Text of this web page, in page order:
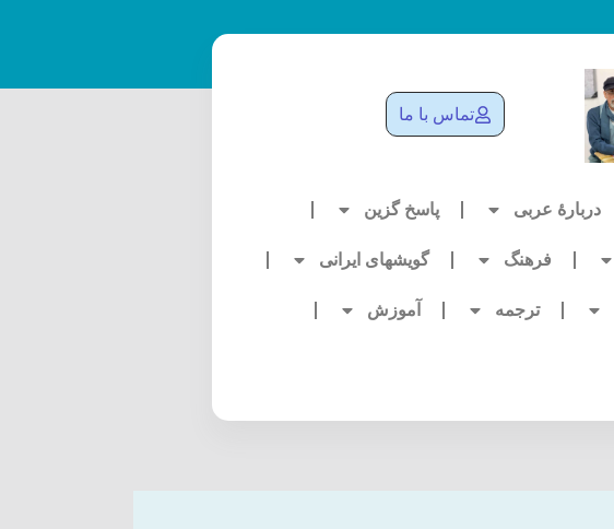
تماس با ما
دربارۀ عربی پاسخ گزین
فرهنگ گویشهای ایرانی
ترجمه آموزش